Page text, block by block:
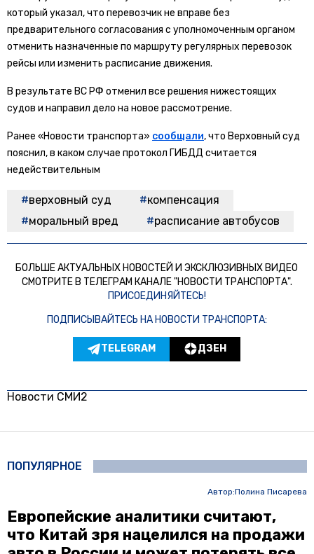
который указал, что перевозчик не вправе без
предварительного согласования с уполномоченным органом
отменить назначенные по маршруту регулярных перевозок
рейсы или изменить расписание движения.
В результате ВС РФ отменил все решения нижестоящих
судов и направил дело на новое рассмотрение.
Ранее «Новости транспорта» сообщали, что Верховный суд
пояснил, в каком случае протокол ГИБДД считается
недействительным
верховный суд
компенсация
моральный вред
расписание автобусов
БОЛЬШЕ АКТУАЛЬНЫХ НОВОСТЕЙ И ЭКСКЛЮЗИВНЫХ ВИДЕО
СМОТРИТЕ В ТЕЛЕГРАМ КАНАЛЕ "НОВОСТИ ТРАНСПОРТА".
ПРИСОЕДИНЯЙТЕСЬ!
ПОДПИСЫВАЙТЕСЬ НА НОВОСТИ ТРАНСПОРТА:
TELEGRAM ДЗЕН
Новости СМИ2
ПОПУЛЯРНОЕ
Автор:Полина Писарева
Европейские аналитики считают,
что Китай зря нацелился на продажи